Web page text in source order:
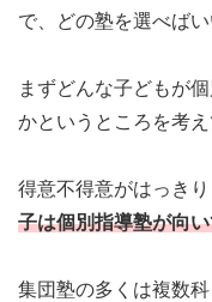
で、どの塾を選べば
まずどんな子どもが
かというところを考え
得意不得意がはっき
子は個別指導塾が向
集団塾の多くは複数